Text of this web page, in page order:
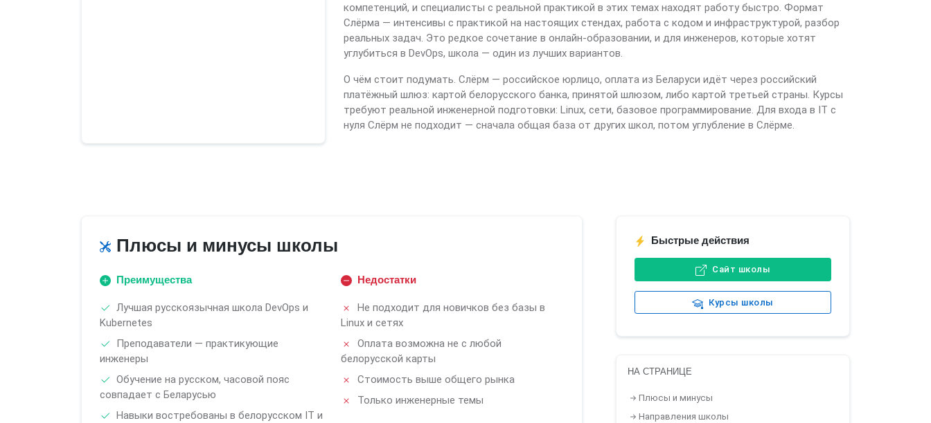
компетенций, и специалисты с реальной практикой в этих темах находят работу быстро. Формат
Слёрма — интенсивы с практикой на настоящих стендах, работа с кодом и инфраструктурой, разбор
реальных задач. Это редкое сочетание в онлайн-образовании, и для инженеров, которые хотят
углубиться в DevOps, школа — один из лучших вариантов.
О чём стоит подумать. Слёрм — российское юрлицо, оплата из Беларуси идёт через российский
платёжный шлюз: картой белорусского банка, принятой шлюзом, либо картой третьей страны. Курсы
требуют реальной инженерной подготовки: Linux, сети, базовое программирование. Для входа в IT с
нуля Слёрм не подходит — сначала общая база от других школ, потом углубление в Слёрме.
Плюсы и минусы школы
Преимущества
Лучшая русскоязычная школа DevOps и
Kubernetes
Преподаватели — практикующие
инженеры
Обучение на русском, часовой пояс
совпадает с Беларусью
Навыки востребованы в белорусском IT и
Недостатки
Не подходит для новичков без базы в
Linux и сетях
Оплата возможна не с любой
белорусской карты
Стоимость выше общего рынка
Только инженерные темы
Быстрые действия
Сайт школы
Курсы школы
НА СТРАНИЦЕ
Плюсы и минусы
Направления школы